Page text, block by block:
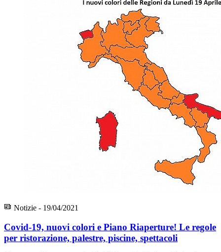
Notizie - 19/04/2021
Covid-19, nuovi colori e Piano Riaperture! Le regole
per ristorazione, palestre, piscine, spettacoli